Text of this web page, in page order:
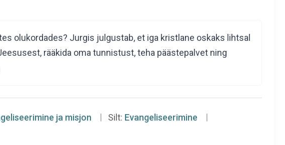
olukordades? Jurgis julgustab, et iga kristlane oskaks lihtsal
rääkida oma tunnistust, teha päästepalvet ning
ja misjon Silt: Evangeliseerimine